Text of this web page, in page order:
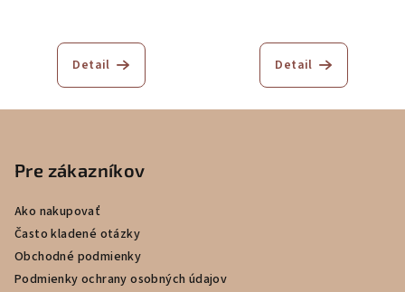
Detail Detail
Pre zákazníkov
Ako nakupovať
Často kladené otázky
Obchodné podmienky
Podmienky ochrany osobných údajov